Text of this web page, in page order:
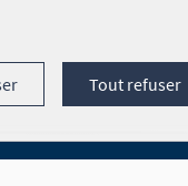
aux questions
Tout refuser